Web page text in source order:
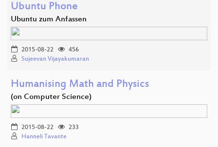
Ubuntu Phone
Ubuntu zum Anfassen
2015-08-22
456
Sujeevan Vijayakumaran
Humanising Math and Physics
(on Computer Science)
2015-08-22
233
Hanneli Tavante